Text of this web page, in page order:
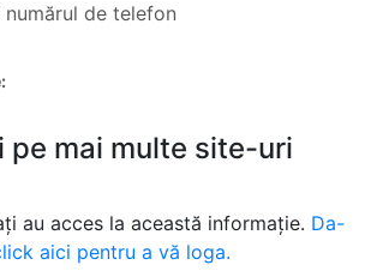
numărul de telefon
pe mai multe site-uri
au acces la această informație. Da-
aici pentru a vă loga.